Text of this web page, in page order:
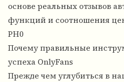
основе реальных отзывов
функций и соотношения
PH0
Почему правильные
успеха OnlyFans
Прежде чем углубиться в